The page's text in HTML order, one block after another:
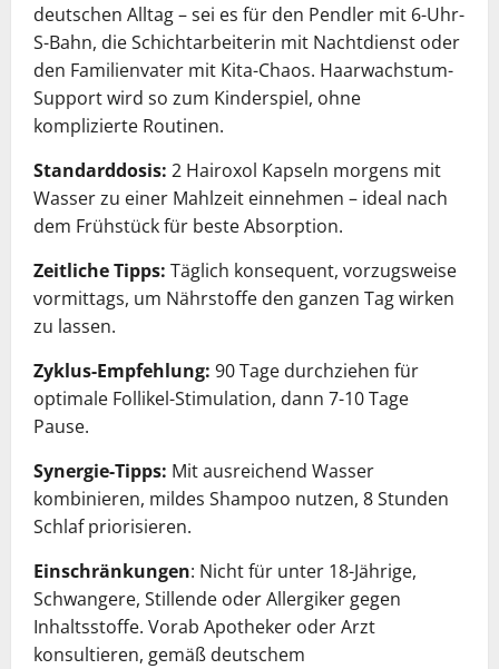
deutschen Alltag – sei es für den Pendler mit 6-Uhr-
S-Bahn, die Schichtarbeiterin mit Nachtdienst oder
den Familienvater mit Kita-Chaos. Haarwachstum-
Support wird so zum Kinderspiel, ohne
komplizierte Routinen.
Standarddosis: 2 Hairoxol Kapseln morgens mit
Wasser zu einer Mahlzeit einnehmen – ideal nach
dem Frühstück für beste Absorption.
Zeitliche Tipps: Täglich konsequent, vorzugsweise
vormittags, um Nährstoffe den ganzen Tag wirken
zu lassen.
Zyklus-Empfehlung: 90 Tage durchziehen für
optimale Follikel-Stimulation, dann 7-10 Tage
Pause.
Synergie-Tipps: Mit ausreichend Wasser
kombinieren, mildes Shampoo nutzen, 8 Stunden
Schlaf priorisieren.
Einschränkungen: Nicht für unter 18-Jährige,
Schwangere, Stillende oder Allergiker gegen
Inhaltsstoffe. Vorab Apotheker oder Arzt
konsultieren, gemäß deutschem